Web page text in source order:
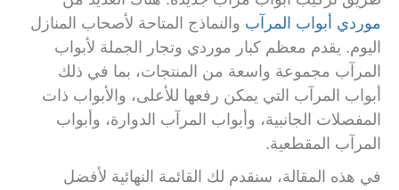
موردي أبواب المرآب والنماذج المتاحة لأصحاب المنازل
اليوم. يقدم معظم كبار موردي وتجار الجملة لأبواب
المرآب مجموعة واسعة من المنتجات، بما في ذلك
أبواب المرآب التي يمكن رفعها للأعلى، والأبواب ذات
المفصلات الجانبية، وأبواب المرآب الدوارة، وأبواب
المرآب المقطعية.
في هذه المقالة، سنقدم لك القائمة النهائية لأفضل